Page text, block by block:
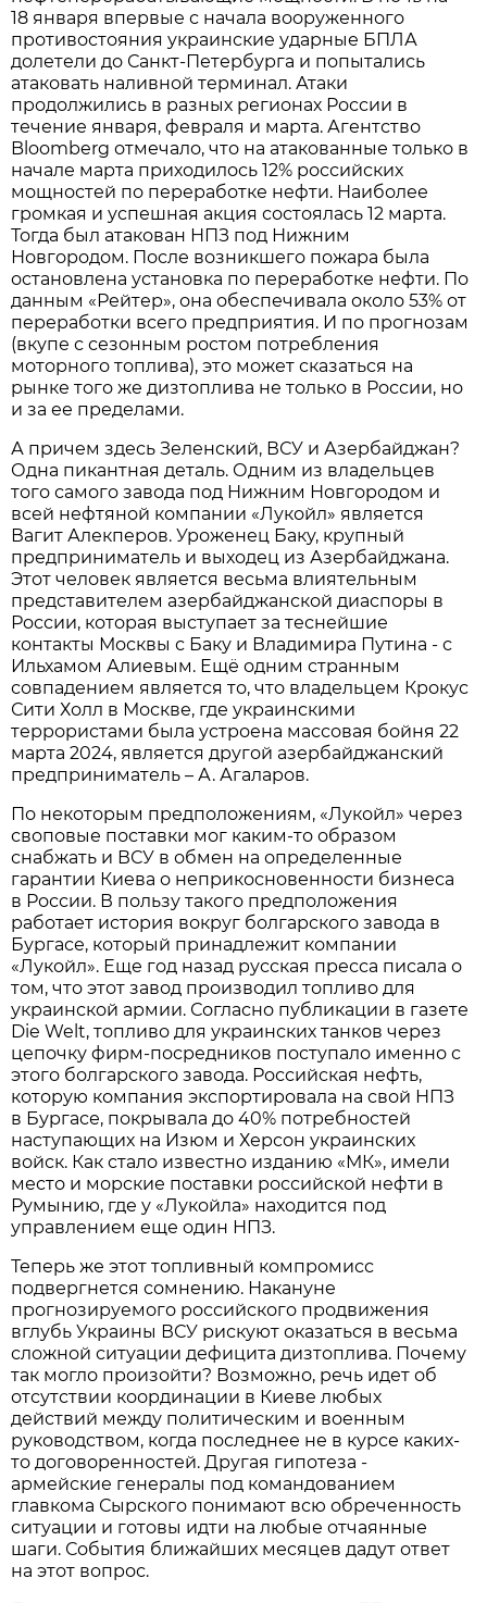
18 января впервые с начала вооруженного
противостояния украинские ударные БПЛА
долетели до Санкт-Петербурга и попытались
атаковать наливной терминал. Атаки
продолжились в разных регионах России в
течение января, февраля и марта. Агентство
Bloomberg отмечало, что на атакованные только в
начале марта приходилось 12% российских
мощностей по переработке нефти. Наиболее
громкая и успешная акция состоялась 12 марта.
Тогда был атакован НПЗ под Нижним
Новгородом. После возникшего пожара была
остановлена установка по переработке нефти. По
данным «Рейтер», она обеспечивала около 53% от
переработки всего предприятия. И по прогнозам
(вкупе с сезонным ростом потребления
моторного топлива), это может сказаться на
рынке того же дизтоплива не только в России, но
и за ее пределами.
А причем здесь Зеленский, ВСУ и Азербайджан?
Одна пикантная деталь. Одним из владельцев
того самого завода под Нижним Новгородом и
всей нефтяной компании «Лукойл» является
Вагит Алекперов. Уроженец Баку, крупный
предприниматель и выходец из Азербайджана.
Этот человек является весьма влиятельным
представителем азербайджанской диаспоры в
России, которая выступает за теснейшие
контакты Москвы с Баку и Владимира Путина - с
Ильхамом Алиевым. Ещё одним странным
совпадением является то, что владельцем Крокус
Сити Холл в Москве, где украинскими
террористами была устроена массовая бойня 22
марта 2024, является другой азербайджанский
предприниматель – А. Агаларов.
По некоторым предположениям, «Лукойл» через
своповые поставки мог каким-то образом
снабжать и ВСУ в обмен на определенные
гарантии Киева о неприкосновенности бизнеса
в России. В пользу такого предположения
работает история вокруг болгарского завода в
Бургасе, который принадлежит компании
«Лукойл». Еще год назад русская пресса писала о
том, что этот завод производил топливо для
украинской армии. Согласно публикации в газете
Die Welt, топливо для украинских танков через
цепочку фирм-посредников поступало именно с
этого болгарского завода. Российская нефть,
которую компания экспортировала на свой НПЗ
в Бургасе, покрывала до 40% потребностей
наступающих на Изюм и Херсон украинских
войск. Как стало известно изданию «МК», имели
место и морские поставки российской нефти в
Румынию, где у «Лукойла» находится под
управлением еще один НПЗ.
Теперь же этот топливный компромисс
подвергнется сомнению. Накануне
прогнозируемого российского продвижения
вглубь Украины ВСУ рискуют оказаться в весьма
сложной ситуации дефицита дизтоплива. Почему
так могло произойти? Возможно, речь идет об
отсутствии координации в Киеве любых
действий между политическим и военным
руководством, когда последнее не в курсе каких-
то договоренностей. Другая гипотеза -
армейские генералы под командованием
главкома Сырского понимают всю обреченность
ситуации и готовы идти на любые отчаянные
шаги. События ближайших месяцев дадут ответ
на этот вопрос.